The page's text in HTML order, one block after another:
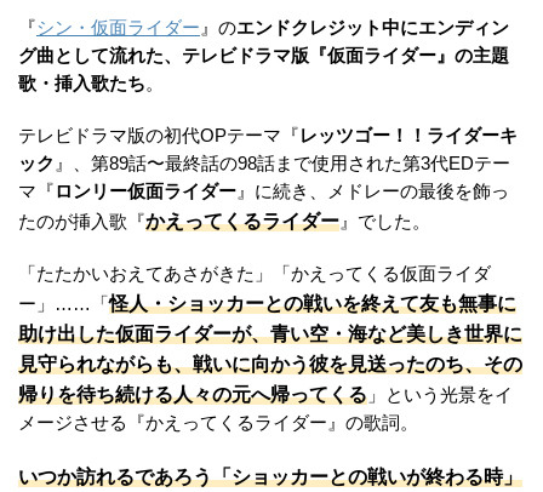
『シン・仮面ライダー』のエンドクレジット中にエンディン
グ曲として流れた、テレビドラマ版『仮面ライダー』の主題
歌・挿入歌たち。
テレビドラマ版の初代OPテーマ『レッツゴー！！ライダーキ
ック 』、第89話〜最終話の98話まで使用された第3代EDテー
マ『ロンリー仮面ライダー』に続き、メドレーの最後を飾っ
たのが挿入歌『かえってくるライダー』でした。
「たたかいおえてあさがきた」「かえってくる仮面ライダ
ー」……「怪人・ショッカーとの戦いを終えて友も無事に
助け出した仮面ライダーが、青い空・海など美しき世界に
見守られながらも、戦いに向かう彼を見送ったのち、その
帰りを待ち続ける人々の元へ帰ってくる 」という光景をイ
メージさせる『かえってくるライダー』の歌詞。
いつか訪れるであろう「ショッカーとの戦いが終わる時」